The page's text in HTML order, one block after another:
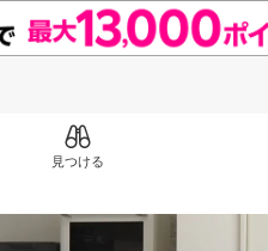
見つける